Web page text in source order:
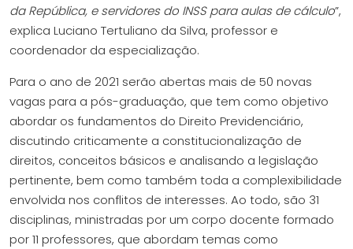
da República, e servidores do INSS para aulas de cálculo”,
explica Luciano Tertuliano da Silva, professor e
coordenador da especialização.
Para o ano de 2021 serão abertas mais de 50 novas
vagas para a pós-graduação, que tem como objetivo
abordar os fundamentos do Direito Previdenciário,
discutindo criticamente a constitucionalização de
direitos, conceitos básicos e analisando a legislação
pertinente, bem como também toda a complexibilidade
envolvida nos conflitos de interesses. Ao todo, são 31
disciplinas, ministradas por um corpo docente formado
por 11 professores, que abordam temas como